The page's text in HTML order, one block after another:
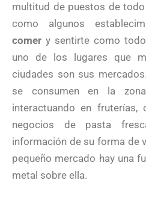
multitud de puestos de
como algunos
comer y sentirte como
uno de los lugares que
ciudades son sus
se consumen en la
interactuando en fruterías,
negocios de pasta
información de su forma de
pequeño mercado hay una
metal sobre ella.